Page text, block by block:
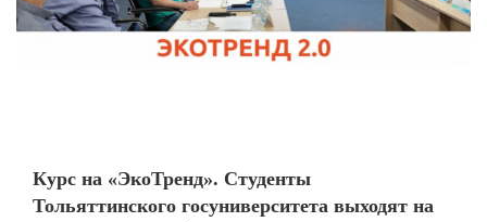
Курс на «ЭкоТренд». Студенты
Тольяттинского госуниверситета выходят на